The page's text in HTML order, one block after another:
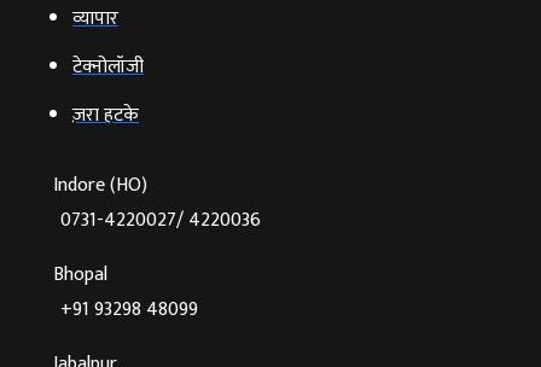
व्‍यापार
टेक्‍नोलॉजी
ज़रा हटके
Indore (HO)
0731-4220027/ 4220036
Bhopal
+91 93298 48099